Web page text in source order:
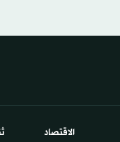
الاقتصاد